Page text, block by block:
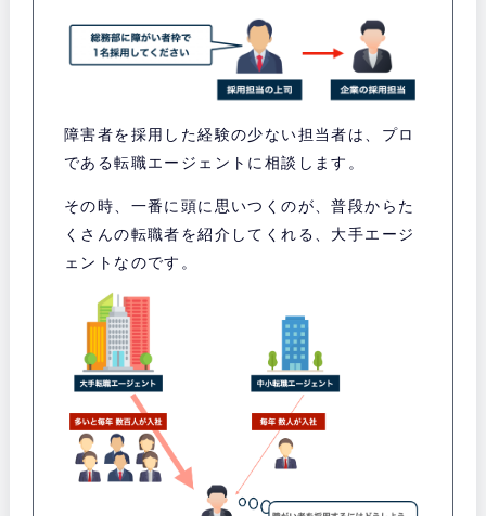
障害者を採用した経験の少ない担当者は、プロ
である転職エージェントに相談します。
その時、一番に頭に思いつくのが、普段からた
くさんの転職者を紹介してくれる、大手エージ
ェントなのです。